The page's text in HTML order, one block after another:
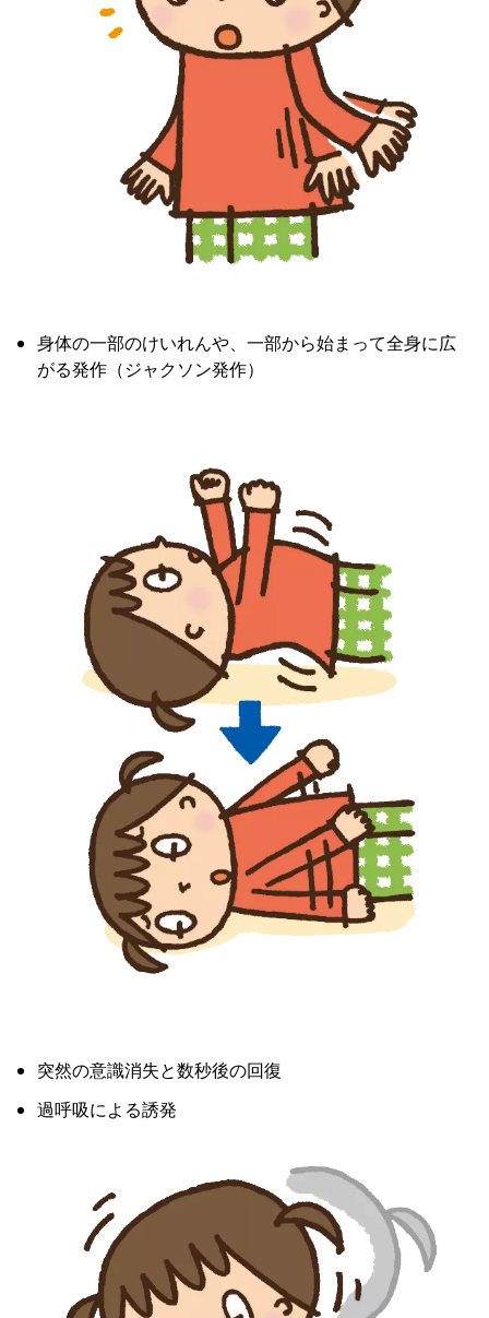
身体の一部のけいれんや、一部から始まって全身に広
がる発作（ジャクソン発作）
突然の意識消失と数秒後の回復
過呼吸による誘発